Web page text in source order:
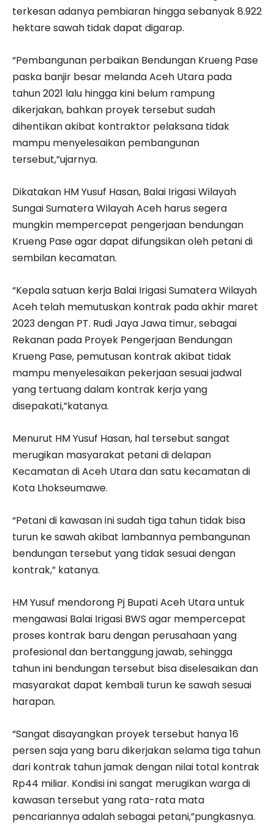
terkesan adanya pembiaran hingga sebanyak 8.922
hektare sawah tidak dapat digarap.
“Pembangunan perbaikan Bendungan Krueng Pase
paska banjir besar melanda Aceh Utara pada
tahun 2021 lalu hingga kini belum rampung
dikerjakan, bahkan proyek tersebut sudah
dihentikan akibat kontraktor pelaksana tidak
mampu menyelesaikan pembangunan
tersebut,”ujarnya.
Dikatakan HM Yusuf Hasan, Balai Irigasi Wilayah
Sungai Sumatera Wilayah Aceh harus segera
mungkin mempercepat pengerjaan bendungan
Krueng Pase agar dapat difungsikan oleh petani di
sembilan kecamatan.
“Kepala satuan kerja Balai Irigasi Sumatera Wilayah
Aceh telah memutuskan kontrak pada akhir maret
2023 dengan PT. Rudi Jaya Jawa timur, sebagai
Rekanan pada Proyek Pengerjaan Bendungan
Krueng Pase, pemutusan kontrak akibat tidak
mampu menyelesaikan pekerjaan sesuai jadwal
yang tertuang dalam kontrak kerja yang
disepakati,”katanya.
Menurut HM Yusuf Hasan, hal tersebut sangat
merugikan masyarakat petani di delapan
Kecamatan di Aceh Utara dan satu kecamatan di
Kota Lhokseumawe.
“Petani di kawasan ini sudah tiga tahun tidak bisa
turun ke sawah akibat lambannya pembangunan
bendungan tersebut yang tidak sesuai dengan
kontrak,” katanya.
HM Yusuf mendorong Pj Bupati Aceh Utara untuk
mengawasi Balai Irigasi BWS agar mempercepat
proses kontrak baru dengan perusahaan yang
profesional dan bertanggung jawab, sehingga
tahun ini bendungan tersebut bisa diselesaikan dan
masyarakat dapat kembali turun ke sawah sesuai
harapan.
“Sangat disayangkan proyek tersebut hanya 16
persen saja yang baru dikerjakan selama tiga tahun
dari kontrak tahun jamak dengan nilai total kontrak
Rp44 miliar. Kondisi ini sangat merugikan warga di
kawasan tersebut yang rata-rata mata
pencariannya adalah sebagai petani,”pungkasnya.